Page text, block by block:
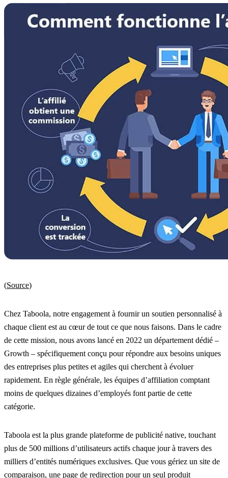
(Source)
Chez Taboola, notre engagement à fournir un soutien personnalisé à
chaque client est au cœur de tout ce que nous faisons. Dans le cadre
de cette mission, nous avons lancé en 2022 un département dédié –
Growth – spécifiquement conçu pour répondre aux besoins uniques
des entreprises plus petites et agiles qui cherchent à évoluer
rapidement. En règle générale, les équipes d’affiliation comptant
moins de quelques dizaines d’employés font partie de cette
catégorie.
Taboola est la plus grande plateforme de publicité native, touchant
plus de 500 millions d’utilisateurs actifs chaque jour à travers des
milliers d’entités numériques exclusives. Que vous gériez un site de
comparaison, une page de redirection pour un seul produit